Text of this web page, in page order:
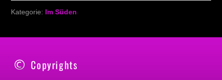
Kategorie: Im Süden
Copyrights